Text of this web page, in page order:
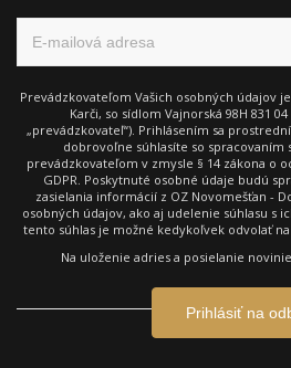
Prevádzkovateľom Vašich osobných údajov
Karči, so sídlom Vajnorská 98H 831
„prevádzkovateľ“). Prihlásením sa
dobrovoľne súhlasíte so spracovaním
prevádzkovateľom v zmysle § 14 zákona o
GDPR. Poskytnuté osobné údaje budú
zasielania informácií z OZ Novomešťan -
osobných údajov, ako aj udelenie súhlasu s
tento súhlas je možné kedykoľvek odvolať
Na uloženie adries a posielanie